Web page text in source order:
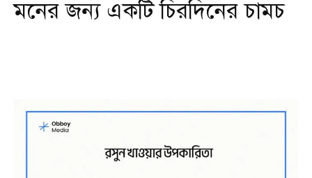
মনের জন্য একটি চিরদিনের চামচ